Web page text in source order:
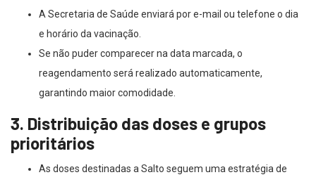
A Secretaria de Saúde enviará por e-mail ou telefone o dia
e horário da vacinação.
Se não puder comparecer na data marcada, o
reagendamento será realizado automaticamente,
garantindo maior comodidade.
3. Distribuição das doses e grupos
prioritários
As doses destinadas a Salto seguem uma estratégia de